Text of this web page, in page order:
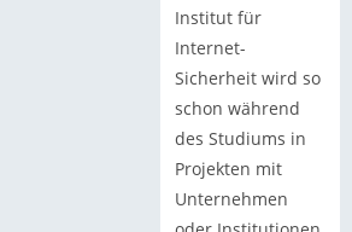
Institut für
Internet-
Sicherheit wird so
schon während
des Studiums in
Projekten mit
Unternehmen